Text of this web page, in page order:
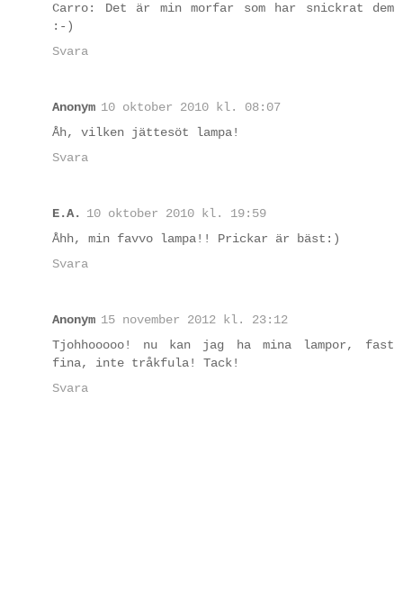
Carro: Det är min morfar som har snickrat dem
:-)
Svara
Anonym 10 oktober 2010 kl. 08:07
Åh, vilken jättesöt lampa!
Svara
E.A. 10 oktober 2010 kl. 19:59
Åhh, min favvo lampa!! Prickar är bäst:)
Svara
Anonym 15 november 2012 kl. 23:12
Tjohhooooo! nu kan jag ha mina lampor, fast
fina, inte tråkfula! Tack!
Svara